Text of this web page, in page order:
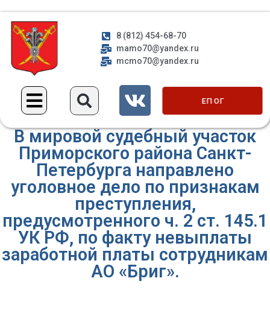
8 (812) 454-68-70
mamo70@yandex.ru
mcmo70@yandex.ru
ЕП ОГ
В мировой судебный участок
Приморского района Санкт-
Петербурга направлено
уголовное дело по признакам
преступления,
предусмотренного ч. 2 ст. 145.1
УК РФ, по факту невыплаты
заработной платы сотрудникам
АО «Бриг».